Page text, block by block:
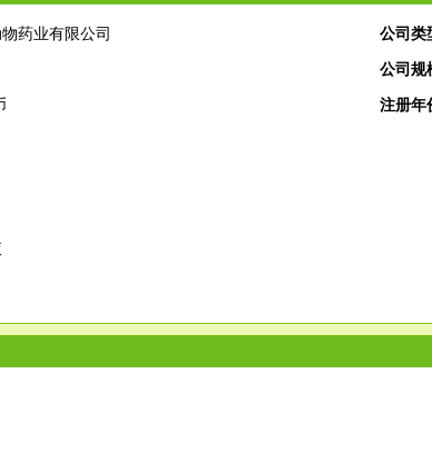
药业有限公司 公司类
公司规
注册年